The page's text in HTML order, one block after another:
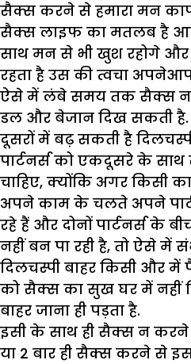
सैक्स करने से हमारा मन
सैक्स लाइफ का मतलब है
साथ मन से भी खुश रहोगे
रहता है उस की त्वचा
ऐसे में लंबे समय तक सैक्स
डल और बेजान दिख सकती है.
दूसरों में बढ़ सकती है
पार्टनर्स को एकदूसरे के
चाहिए, क्योंकि अगर किसी
अपने काम के चलते अपने
रहे हैं और दोनों पार्टनर्स के
नहीं बन पा रही है, तो ऐसे में
दिलचस्पी बाहर किसी और
को सैक्स का सुख घर में नहीं
बाहर जाना ही पड़ता है.
इसी के साथ ही सैक्स न
या 2 बार ही सैक्स करने से